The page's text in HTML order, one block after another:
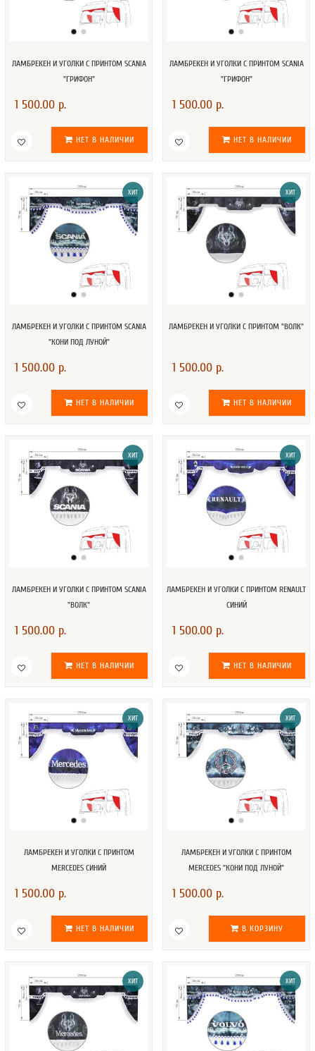
ЛАМБРЕКЕН И УГОЛКИ С ПРИНТОМ SCANIA
"ГРИФОН"
1 500.00 р.
НЕТ В НАЛИЧИИ
ЛАМБРЕКЕН И УГОЛКИ С ПРИНТОМ SCANIA
"ГРИФОН"
1 500.00 р.
НЕТ В НАЛИЧИИ
ХИТ
ЛАМБРЕКЕН И УГОЛКИ С ПРИНТОМ SCANIA
"КОНИ ПОД ЛУНОЙ"
1 500.00 р.
НЕТ В НАЛИЧИИ
ХИТ
ЛАМБРЕКЕН И УГОЛКИ С ПРИНТОМ "ВОЛК"
1 500.00 р.
НЕТ В НАЛИЧИИ
ХИТ
ЛАМБРЕКЕН И УГОЛКИ С ПРИНТОМ SCANIA
"ВОЛК"
1 500.00 р.
НЕТ В НАЛИЧИИ
ХИТ
ЛАМБРЕКЕН И УГОЛКИ С ПРИНТОМ RENAULT
СИНИЙ
1 500.00 р.
НЕТ В НАЛИЧИИ
ХИТ
ЛАМБРЕКЕН И УГОЛКИ С ПРИНТОМ
MERCEDES СИНИЙ
1 500.00 р.
НЕТ В НАЛИЧИИ
ХИТ
ЛАМБРЕКЕН И УГОЛКИ С ПРИНТОМ
MERCEDES "КОНИ ПОД ЛУНОЙ"
1 500.00 р.
В КОРЗИНУ
ХИТ ХИТ